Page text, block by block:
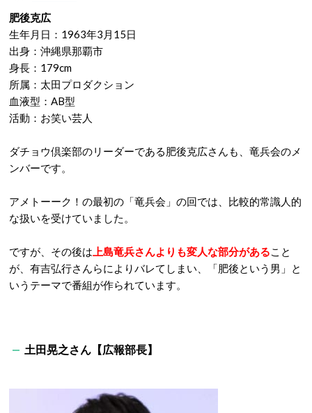
肥後克広
生年月日：1963年3月15日
出身：沖縄県那覇市
身長：179cm
所属：太田プロダクション
血液型：AB型
活動：お笑い芸人
ダチョウ倶楽部のリーダーである肥後克広さんも、竜兵会のメ
ンバーです。
アメトーーク！の最初の「竜兵会」の回では、比較的常識人的
な扱いを受けていました。
ですが、その後は 上島竜兵さんよりも変人な部分がある こと
が、有吉弘行さんらによりバレてしまい、「肥後という男」と
いうテーマで番組が作られています。
土田晃之さん【広報部長】